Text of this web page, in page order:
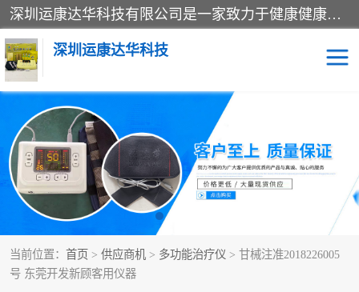
深圳运康达华科技有限公司是一家致力于健康健康产业的现代化企业，已经走过了15个春秋，开创了中医外用发展的新未来，是专业从事中医医疗仪器的研发、生产、销售、服务为一体的子公司，在医疗器械的设计、开发和生产方面率先引进国际先进技术和好的科技人员，先后开发出了场效应治疗仪、多功能治疗仪、颈椎治疗仪、腰椎治疗仪、增效垫等多个系列。
深圳运康达华科技
当前位置： 首页 > 供应商机 > 多功能治疗仪 > 甘械注准2018226005
号 东莞开发新顾客用仪器
多功能治疗仪 中药提速
中低频治疗仪 脉冲治疗仪
**腺治疗仪